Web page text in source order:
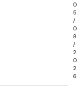
0
5
/
0
8
/
2
0
2
6